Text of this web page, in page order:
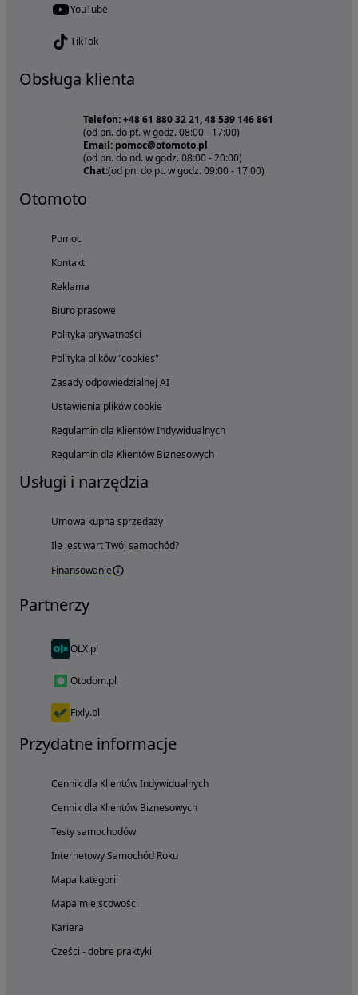
YouTube
TikTok
Obsługa klienta
Telefon: +48 61 880 32 21, 48 539 146 861
(od pn. do pt. w godz. 08:00 - 17:00)
Email: pomoc@otomoto.pl
(od pn. do nd. w godz. 08:00 - 20:00)
Chat:(od pn. do pt. w godz. 09:00 - 17:00)
Otomoto
Pomoc
Kontakt
Reklama
Biuro prasowe
Polityka prywatności
Polityka plików "cookies"
Zasady odpowiedzialnej AI
Ustawienia plików cookie
Regulamin dla Klientów Indywidualnych
Regulamin dla Klientów Biznesowych
Usługi i narzędzia
Umowa kupna sprzedaży
Ile jest wart Twój samochód?
Finansowanie
Partnerzy
OLX.pl
Otodom.pl
Fixly.pl
Przydatne informacje
Cennik dla Klientów Indywidualnych
Cennik dla Klientów Biznesowych
Testy samochodów
Internetowy Samochód Roku
Mapa kategorii
Mapa miejscowości
Kariera
Części - dobre praktyki